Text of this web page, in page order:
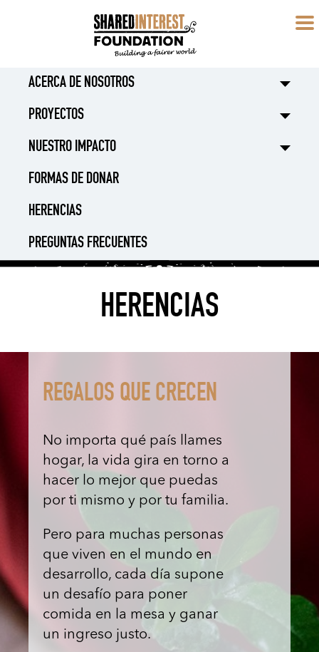
ACERCA DE NOSOTROS
PROYECTOS
NUESTRO IMPACTO
FORMAS DE DONAR
HERENCIAS
PREGUNTAS FRECUENTES
HERENCIAS
REGALOS QUE CRECEN
No importa qué país llames
hogar, la vida gira en torno a
hacer lo mejor que puedas
por ti mismo y por tu familia.
Pero para muchas personas
que viven en el mundo en
desarrollo, cada día supone
un desafío para poner
comida en la mesa y ganar
un ingreso justo.